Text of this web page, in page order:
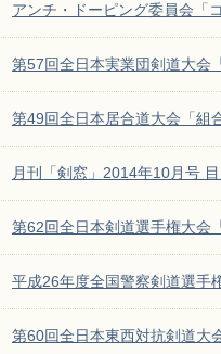
アンチ・ドーピング委員会「
第57回全日本実業団剣道大会
第49回全日本居合道大会「組
月刊「剣窓」2014年10月号
第62回全日本剣道選手権大会
平成26年度全国警察剣道選手
第60回全日本東西対抗剣道大